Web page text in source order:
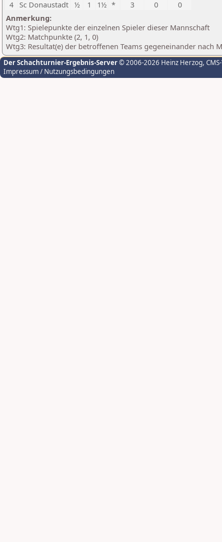
4
Sc Donaustadt ½ 1 1½ * 3 0
0
Anmerkung:
Wtg1: Spielepunkte der einzelnen Spieler dieser Mannschaft
Wtg2: Matchpunkte (2, 1, 0)
Wtg3: Resultat(e) der betroffenen Teams gegeneinander nach
Der Schachturnier-Ergebnis-Server© 2006-2026 Heinz Herzog,
Impressum / Nutzungsbedingungen